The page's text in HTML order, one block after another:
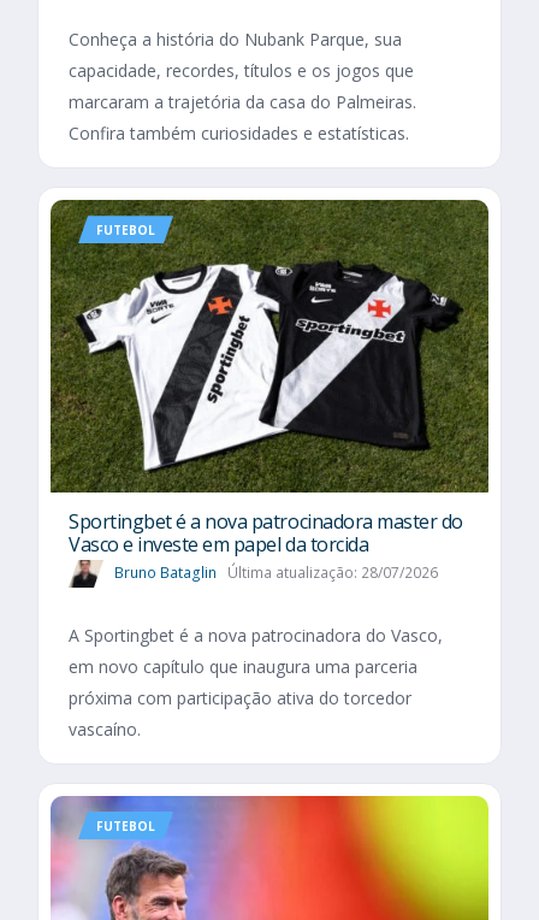
Conheça a história do Nubank Parque, sua
capacidade, recordes, títulos e os jogos que
marcaram a trajetória da casa do Palmeiras.
Confira também curiosidades e estatísticas.
FUTEBOL
Sportingbet é a nova patrocinadora master do
Vasco e investe em papel da torcida
Bruno Bataglin Última atualização: 28/07/2026
A Sportingbet é a nova patrocinadora do Vasco,
em novo capítulo que inaugura uma parceria
próxima com participação ativa do torcedor
vascaíno.
FUTEBOL